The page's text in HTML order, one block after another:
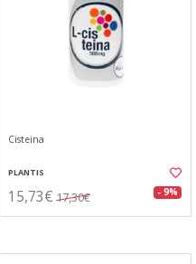
Cisteina
PLANTIS
15,73€ 17,30€ - 9%